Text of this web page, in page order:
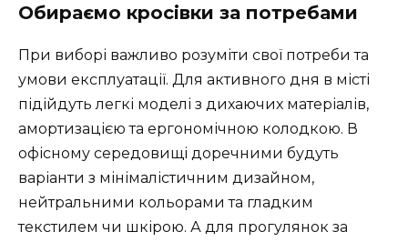
Обираємо кросівки за потребами
При виборі важливо розуміти свої потреби та
умови експлуатації. Для активного дня в місті
підійдуть легкі моделі з дихаючих матеріалів,
амортизацією та ергономічною колодкою. В
офісному середовищі доречними будуть
варіанти з мінімалістичним дизайном,
нейтральними кольорами та гладким
текстилем чи шкірою. А для прогулянок за